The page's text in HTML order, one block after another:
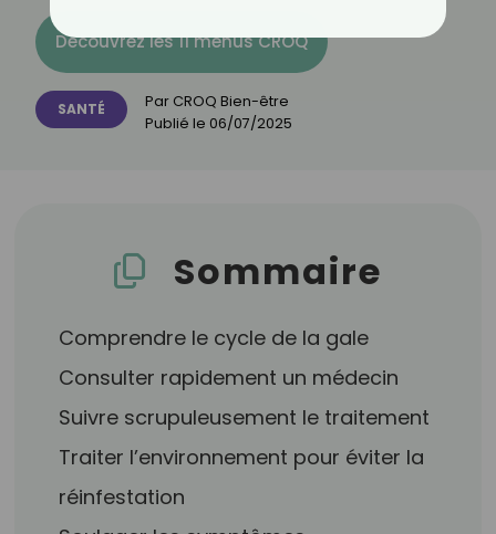
Découvrez les 11 menus CROQ
SANTÉ Par CROQ Bien-être
Publié le 06/07/2025
Sommaire
Comprendre le cycle de la gale
Consulter rapidement un médecin
Suivre scrupuleusement le traitement
Traiter l’environnement pour éviter la
réinfestation